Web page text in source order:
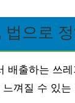
으로
배출하는 쓰
껴질 수 있